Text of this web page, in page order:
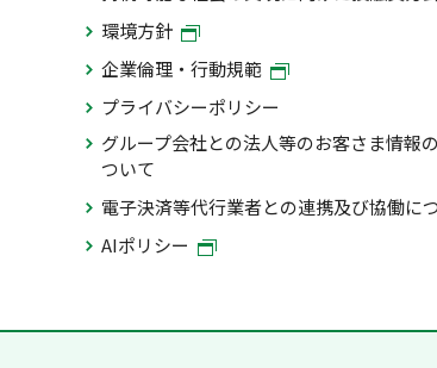
環境方針
企業倫理・行動規範
プライバシーポリシー
グループ会社との法人等のお客さま情報
ついて
電子決済等代行業者との連携及び協働に
AIポリシー